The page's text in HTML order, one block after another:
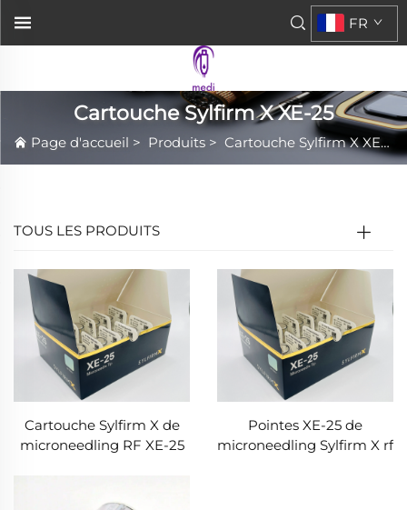
FR
Cartouche Sylfirm X XE-25
Page d'accueil > Produits > Cartouche Sylfirm X XE-25
TOUS LES PRODUITS
Cartouche Sylfirm X de
microneedling RF XE-25
Pointes XE-25 de
microneedling Sylfirm X rf